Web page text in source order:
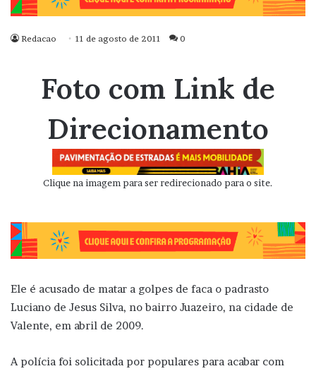
Redacao 11 de agosto de 2011 0
Foto com Link de
Direcionamento
Clique na imagem para ser redirecionado para o site.
Ele é acusado de matar a golpes de faca o padrasto
Luciano de Jesus Silva, no bairro Juazeiro, na cidade de
Valente, em abril de 2009.
A polícia foi solicitada por populares para acabar com